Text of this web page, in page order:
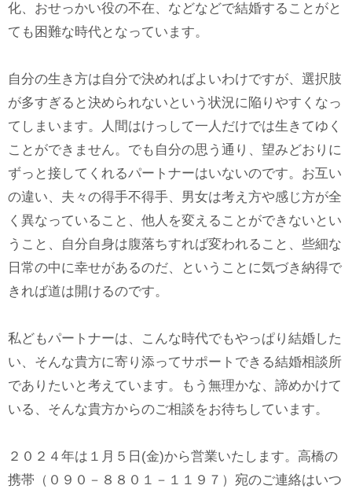
化、おせっかい役の不在、などなどで結婚することがと
ても困難な時代となっています。
自分の生き方は自分で決めればよいわけですが、選択肢
が多すぎると決められないという状況に陥りやすくなっ
てしまいます。人間はけっして一人だけでは生きてゆく
ことができません。でも自分の思う通り、望みどおりに
ずっと接してくれるパートナーはいないのです。お互い
の違い、夫々の得手不得手、男女は考え方や感じ方が全
く異なっていること、他人を変えることができないとい
うこと、自分自身は腹落ちすれば変われること、些細な
日常の中に幸せがあるのだ、ということに気づき納得で
きれば道は開けるのです。
私どもパートナーは、こんな時代でもやっぱり結婚した
い、そんな貴方に寄り添ってサポートできる結婚相談所
でありたいと考えています。もう無理かな、諦めかけて
いる、そんな貴方からのご相談をお待ちしています。
２０２４年は１月５日(金)から営業いたします。高橋の
携帯（０９０－８８０１－１１９７）宛のご連絡はいつ